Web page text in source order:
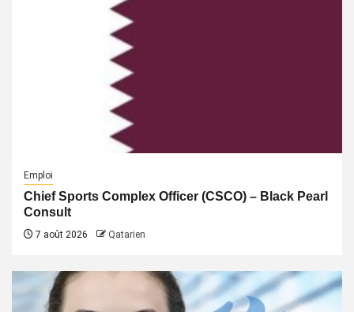
Emploi
Chief Sports Complex Officer (CSCO) – Black Pearl
Consult
7 août 2026 Qatarien